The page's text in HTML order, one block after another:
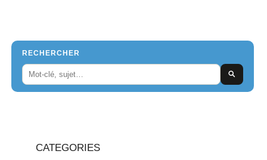
RECHERCHER
CATEGORIES